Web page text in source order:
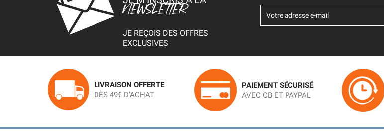
NEWSLETTER
JE REÇOIS DES OFFRES
EXCLUSIVES
LIVRAISON OFFERTE
DÈS 49€ D'ACHAT
PAIEMENT SÉCURISÉ
AVEC CB ET PAYPAL